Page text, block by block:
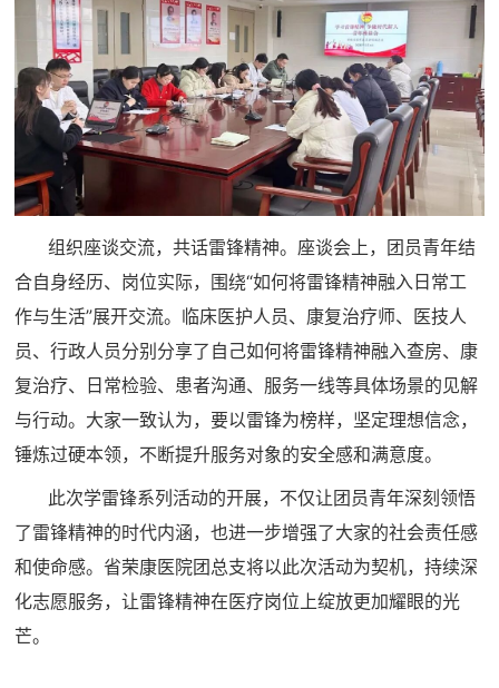
组织座谈交流，共话雷锋精神。座谈会上，团员青年结
合自身经历、岗位实际，围绕“如何将雷锋精神融入日常工
作与生活”展开交流。临床医护人员、康复治疗师、医技人
员、行政人员分别分享了自己如何将雷锋精神融入查房、康
复治疗、日常检验、患者沟通、服务一线等具体场景的见解
与行动。大家一致认为，要以雷锋为榜样，坚定理想信念，
锤炼过硬本领，不断提升服务对象的安全感和满意度。
此次学雷锋系列活动的开展，不仅让团员青年深刻领悟
了雷锋精神的时代内涵，也进一步增强了大家的社会责任感
和使命感。省荣康医院团总支将以此次活动为契机，持续深
化志愿服务，让雷锋精神在医疗岗位上绽放更加耀眼的光
芒。